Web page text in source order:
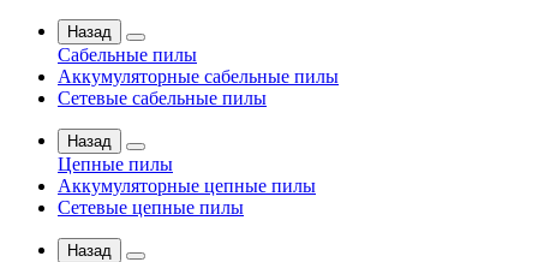
Назад
Сабельные пилы
Аккумуляторные сабельные пилы
Сетевые сабельные пилы
Назад
Цепные пилы
Аккумуляторные цепные пилы
Сетевые цепные пилы
Назад